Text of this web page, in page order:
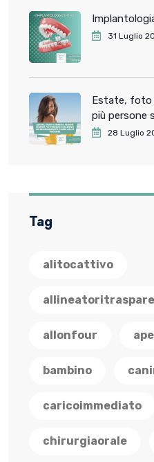
31 Luglio
Estate, foto
più persone
dentale28 Luglio
Tag
alitocattivo
allonfour
bambino
caricoimmediato
chirurgiaorale